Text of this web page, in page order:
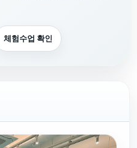
체험수업 확인